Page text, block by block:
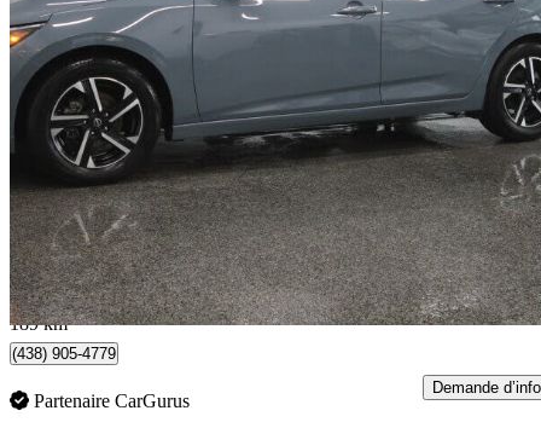
2024 Nissan Sentra
SV FWD 21 641 km
19 995 $ Affaire
351 $/mois env.
Lévis, QC
189 km
(438) 905-4779
Partenaire CarGurus
Demande d’info